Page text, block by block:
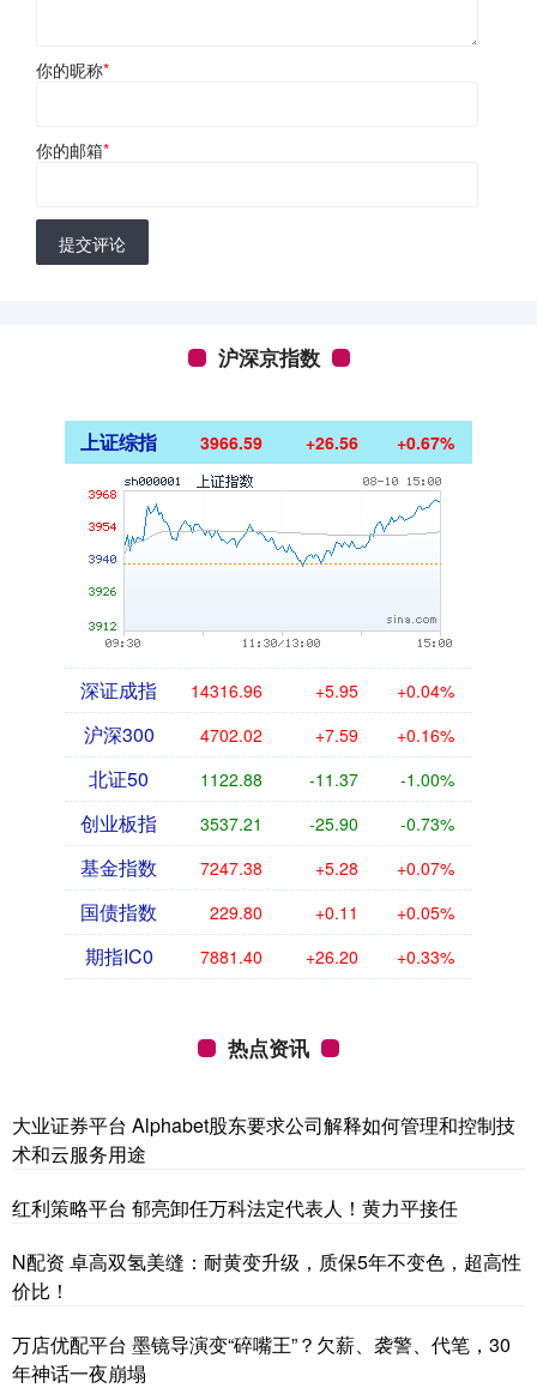
你的昵称*
你的邮箱*
提交评论
沪深京指数
上证综指 3966.59 +26.56 +0.67%
深证成指 14316.96 +5.95 +0.04%
沪深300 4702.02 +7.59 +0.16%
北证50 1122.88 -11.37 -1.00%
创业板指 3537.21 -25.90 -0.73%
基金指数 7247.38 +5.28 +0.07%
国债指数 229.80 +0.11 +0.05%
期指IC0 7881.40 +26.20 +0.33%
热点资讯
大业证券平台 Alphabet股东要求公司解释如何管理和控制技
术和云服务用途
红利策略平台 郁亮卸任万科法定代表人！黄力平接任
N配资 卓高双氢美缝：耐黄变升级，质保5年不变色，超高性
价比！
万店优配平台 墨镜导演变“碎嘴王”？欠薪、袭警、代笔，30
年神话一夜崩塌